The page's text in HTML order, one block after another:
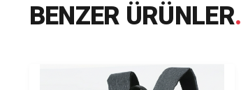
BENZER ÜRÜNLER.